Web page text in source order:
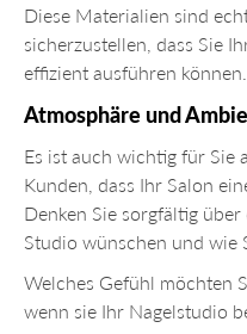
Diese Materialien sind
sicherzustellen, dass Sie
effizient ausführen können.
Atmosphäre und
Es ist auch wichtig für Sie
Kunden, dass Ihr Salon
Denken Sie sorgfältig
Studio wünschen und wie
Welches Gefühl möchten
wenn sie Ihr Nagelstudio